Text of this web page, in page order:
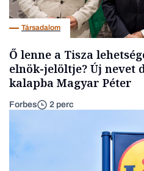
Társadalom
Ő lenne a Tisza
elnök-jelöltje? Új nevet
kalapba Magyar Péter
Forbes 2 perc